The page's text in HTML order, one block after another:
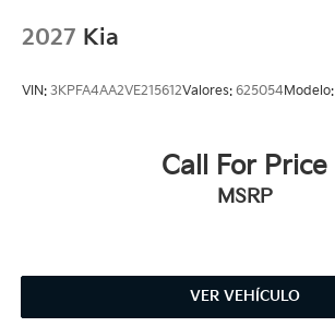
2027 Kia
VIN: 3KPFA4AA2VE215612Valores: 625054Modelo:
Call For Price
MSRP
VER VEHÍCULO